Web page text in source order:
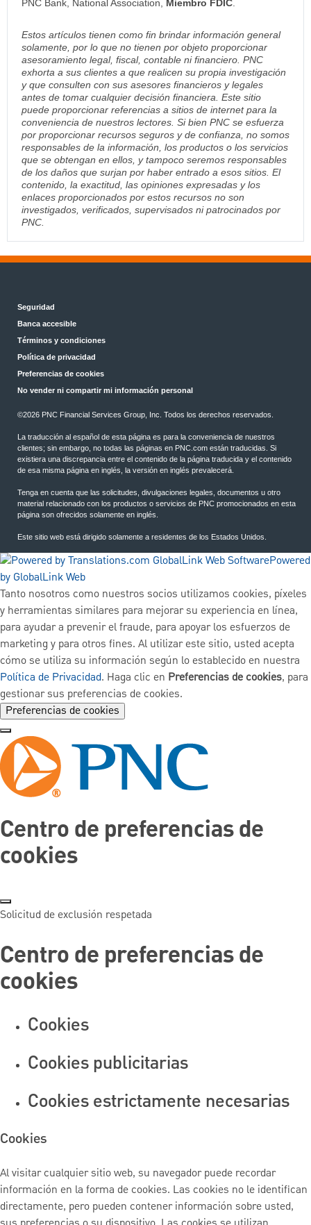
PNC Bank, National Association, Miembro FDIC
Estos artículos tienen como fin brindar información general
solamente, por lo que no tienen por objeto proporcionar
asesoramiento legal, fiscal, contable ni financiero. PNC
exhorta a sus clientes a que realicen su propia investigación
y que consulten con sus asesores financieros y legales
antes de tomar cualquier decisión financiera. Este sitio
puede proporcionar referencias a sitios de internet para la
conveniencia de nuestros lectores. Si bien PNC se esfuerza
por proporcionar recursos seguros y de confianza, no somos
responsables de la información, los productos o los servicios
que se obtengan en ellos, y tampoco seremos responsables
de los daños que surjan por haber entrado a esos sitios. El
contenido, la exactitud, las opiniones expresadas y los
enlaces proporcionados por estos recursos no son
investigados, verificados, supervisados ni patrocinados por
PNC.
Seguridad
Banca accesible
Términos y condiciones
Política de privacidad
Preferencias de cookies
No vender ni compartir mi información personal
©2026 PNC Financial Services Group, Inc. Todos los derechos reservados.
La traducción al español de esta página es para la conveniencia de nuestros
clientes; sin embargo, no todas las páginas en PNC.com están traducidas. Si
existiera una discrepancia entre el contenido de la página traducida y el contenido
de esa misma página en inglés, la versión en inglés prevalecerá.
Tenga en cuenta que las solicitudes, divulgaciones legales, documentos u otro
material relacionado con los productos o servicios de PNC promocionados en esta
página son ofrecidos solamente en inglés.
Este sitio web está dirigido solamente a residentes de los Estados Unidos.
Powered
by GlobalLink Web
Tanto nosotros como nuestros socios utilizamos cookies, píxeles
y herramientas similares para mejorar su experiencia en línea,
para ayudar a prevenir el fraude, para apoyar los esfuerzos de
marketing y para otros fines. Al utilizar este sitio, usted acepta
cómo se utiliza su información según lo establecido en nuestra
Política de Privacidad. Haga clic en Preferencias de cookies, para
gestionar sus preferencias de cookies.
Preferencias de cookies
Centro de preferencias de
cookies
Solicitud de exclusión respetada
Centro de preferencias de
cookies
Cookies
Cookies publicitarias
Cookies estrictamente necesarias
Cookies
Al visitar cualquier sitio web, su navegador puede recordar
información en la forma de cookies. Las cookies no le identifican
directamente, pero pueden contener información sobre usted,